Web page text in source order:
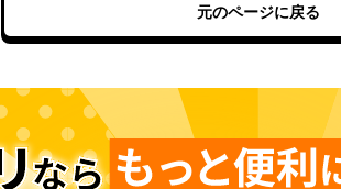
元のページに戻る